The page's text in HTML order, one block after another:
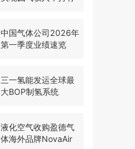
中国气体公司2026年
第一季度业绩速览
三一氢能发运全球最
大BOP制氢系统
液化空气收购盈德气
体海外品牌NovaAir